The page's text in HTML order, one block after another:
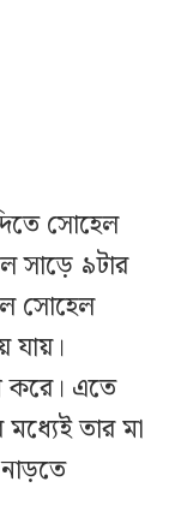
সোহেল
সাড়ে ৯টার
সোহেল
যায়।
করে। এতে
তার মা